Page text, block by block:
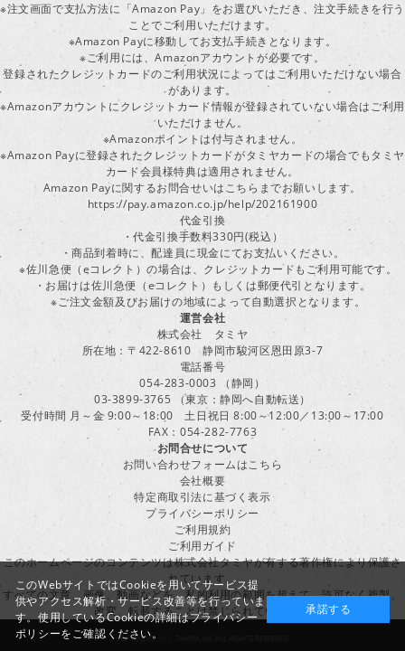
※注文画面で支払方法に「Amazon Pay」をお選びいただき、注文手続きを行う
ことでご利用いただけます。
※Amazon Payに移動してお支払手続きとなります。
※ご利用には、Amazonアカウントが必要です。
登録されたクレジットカードのご利用状況によってはご利用いただけない場合
があります。
※Amazonアカウントにクレジットカード情報が登録されていない場合はご利用
いただけません。
※Amazonポイントは付与されません。
※Amazon Payに登録されたクレジットカードがタミヤカードの場合でもタミヤ
カード会員様特典は適用されません。
Amazon Payに関するお問合せいはこちらまでお願いします。
https://pay.amazon.co.jp/help/202161900
代金引換
・代金引換手数料330円(税込）
・商品到着時に、配達員に現金にてお支払いください。
※佐川急便（eコレクト）の場合は、クレジットカードもご利用可能です。
・お届けは佐川急便（eコレクト）もしくは郵便代引となります。
※ご注文金額及びお届けの地域によって自動選択となります。
運営会社
株式会社 タミヤ
所在地：〒422-8610 静岡市駿河区恩田原3-7
電話番号
054-283-0003 （静岡）
03-3899-3765 （東京：静岡へ自動転送）
受付時間 月～金 9:00～18:00 土日祝日 8:00～12:00／13:00～17:00
FAX：054-282-7763
お問合せについて
お問い合わせフォームはこちら
会社概要
特定商取引法に基づく表示
プライバシーポリシー
ご利用規約
ご利用ガイド
このホームページのコンテンツは株式会社タミヤが有する著作権により保護さ
れています。
すべての文章、画像、動画などを、私的利用の範囲を超えて、許可なく複製、
改変、転載することは禁じられています。
COPYRIGHT （C）TAMIYA,INC.ALL RIGHTS RESERVED.
このWebサイトではCookieを用いてサービス提
供やアクセス解析・サービス改善等を行っていま
す。使用しているCookieの詳細はプライバシー
ポリシーをご確認ください。
承諾する